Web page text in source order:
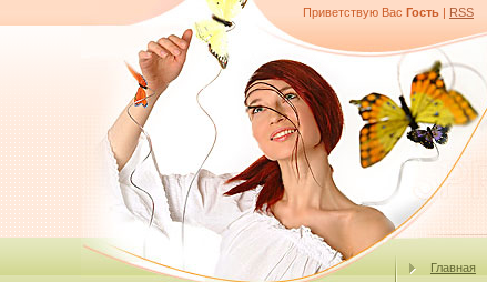
Приветствую Вас Гость | RSS
Главная